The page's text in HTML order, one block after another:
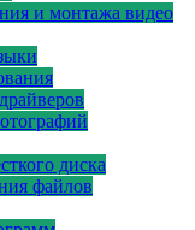
и монтажа видео
диска
файлов